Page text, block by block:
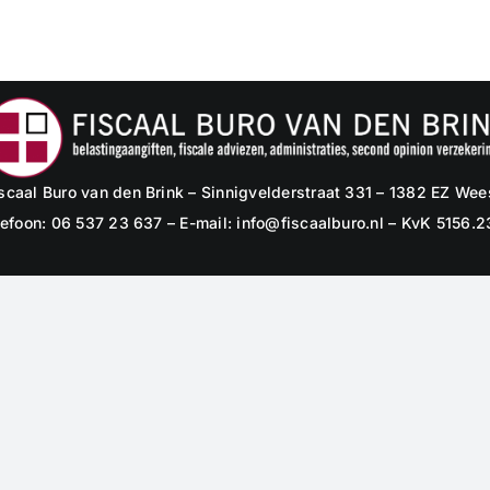
Buro van den Brink – Sinnigvelderstraat 331 – 1382 EZ
06 537 23 637 – E-mail:info@fiscaalburo.nl – KvK